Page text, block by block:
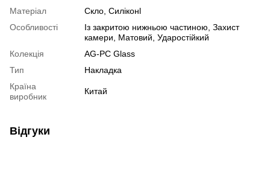
Матеріал
Скло, Силіконl
Особливості
Із закритою нижньою частиною, Захист
камери, Матовий, Ударостійкий
Колекція
AG-PC Glass
Тип
Накладка
Країна
виробник
Китай
Відгуки